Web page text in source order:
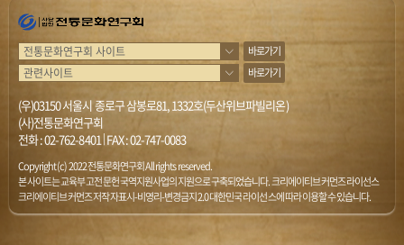
바로가기
바로가기
(우)03150 서울시 종로구 삼봉로81, 1332호(두산위브파빌리온)
(사)전통문화연구회
전화 :02-762-8401|FAX : 02-747-0083
Copyright (c) 2022 전통문화연구회 All rights reserved.
본 사이트는 교육부 고전문헌 국역지원사업의 지원으로 구축되었습니다. 크리에이티브 커먼즈 라이선스
크리에이티브 커먼즈 저작자표시-비영리-변경금지 2.0 대한민국 라이선스에 따라 이용할 수 있습니다.